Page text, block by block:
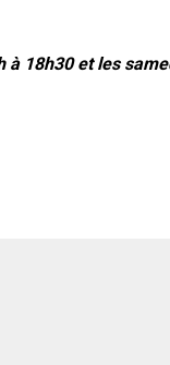
à 18h30 et les